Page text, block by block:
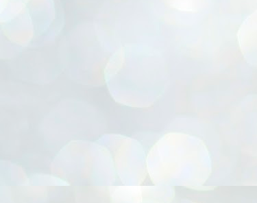
Cesta para presentes, Chapéu Pica-pau, Confecção de